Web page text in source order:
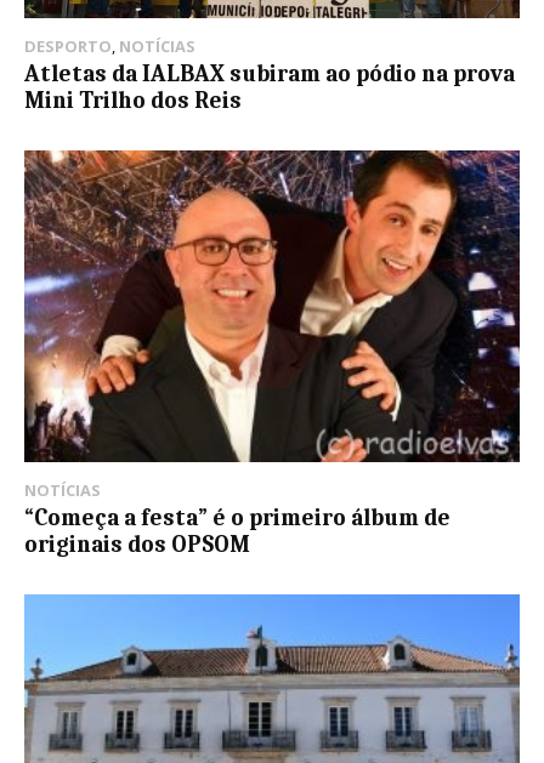
DESPORTO, NOTÍCIAS
Atletas da IALBAX subiram ao pódio na prova
Mini Trilho dos Reis
NOTÍCIAS
“Começa a festa” é o primeiro álbum de
originais dos OPSOM